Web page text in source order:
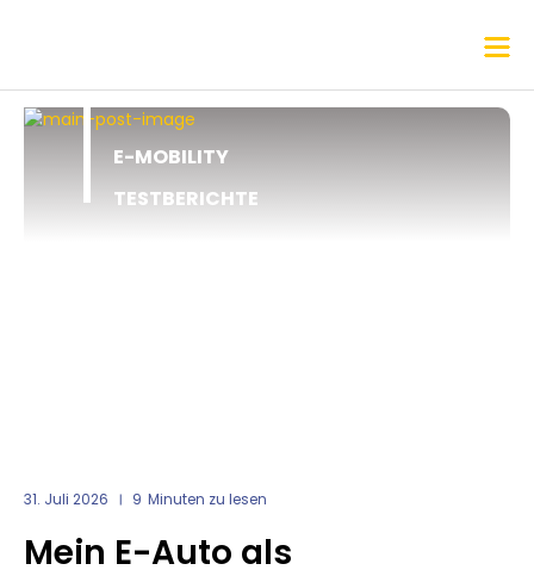
E-MOBILITY
TESTBERICHTE
31. Juli 2026 9 Minuten zu lesen
Mein E-Auto als